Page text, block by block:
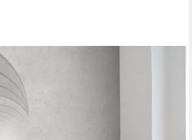
Optik Tapete Motivtapete
Vliestapete 3D-Optik für
Betonoptik Flur